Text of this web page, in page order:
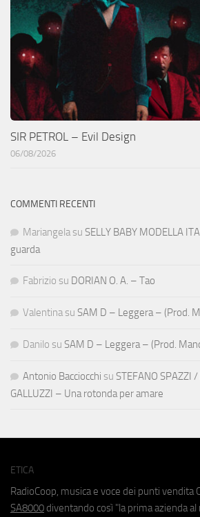
SIR PETROL – Evil Design
06/08/2026
COMMENTI RECENTI
Mariangela su SELLY BABY MODELLA
guarda
Fabrizio su DORIAN O. A. – Tao
Valentina su SAM D – Leggera – (Prod.
Danilo su SAM D – Leggera – (Prod.
Antonio Bacciocchi su STEFANO SPAZZI
GALLUZZI – Una rotonda per amare
ETICA
RadioCoop, musica e voce dei punti vendita
SA8000 diventando così "la prima azienda